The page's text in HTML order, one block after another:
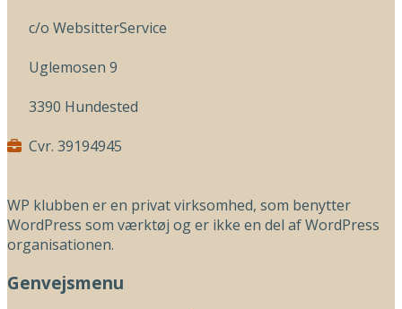
c/o WebsitterService
Uglemosen 9
3390 Hundested
Cvr. 39194945
WP klubben er en privat virksomhed, som benytter
WordPress som værktøj og er ikke en del af WordPress
organisationen.
Genvejsmenu